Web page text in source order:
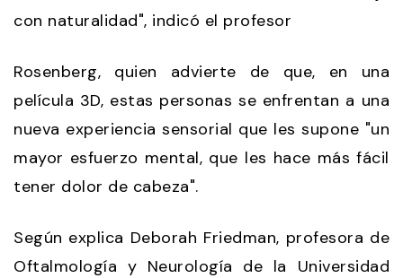
con naturalidad", indicó el profesor
Rosenberg, quien advierte de que, en una
película 3D, estas personas se enfrentan a una
nueva experiencia sensorial que les supone "un
mayor esfuerzo mental, que les hace más fácil
tener dolor de cabeza".
Según explica Deborah Friedman, profesora de
Oftalmología y Neurología de la Universidad